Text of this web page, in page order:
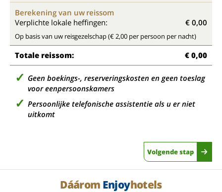
Berekening van uw reissom
Verplichte lokale heffingen:
€ 0,00
Op basis van uw reisgezelschap (€ 2,00 per persoon per nacht)
Totale reissom: € 0,00
Geen boekings-, reserveringskosten en geen toeslag
voor eenpersoonskamers
Persoonlijke telefonische assistentie als u er niet
uitkomt
Volgende stap
Dáárom Enjoyhotels